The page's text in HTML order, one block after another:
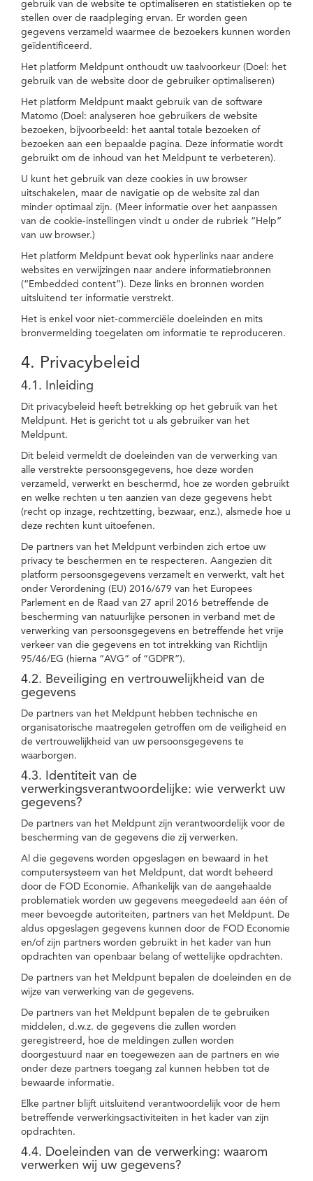
gebruik van de website te optimaliseren en statistieken op te
stellen over de raadpleging ervan. Er worden geen
gegevens verzameld waarmee de bezoekers kunnen worden
geïdentificeerd.
Het platform Meldpunt onthoudt uw taalvoorkeur (Doel: het
gebruik van de website door de gebruiker optimaliseren)
Het platform Meldpunt maakt gebruik van de software
Matomo (Doel: analyseren hoe gebruikers de website
bezoeken, bijvoorbeeld: het aantal totale bezoeken of
bezoeken aan een bepaalde pagina. Deze informatie wordt
gebruikt om de inhoud van het Meldpunt te verbeteren).
U kunt het gebruik van deze cookies in uw browser
uitschakelen, maar de navigatie op de website zal dan
minder optimaal zijn. (Meer informatie over het aanpassen
van de cookie-instellingen vindt u onder de rubriek “Help”
van uw browser.)
Het platform Meldpunt bevat ook hyperlinks naar andere
websites en verwijzingen naar andere informatiebronnen
(“Embedded content”). Deze links en bronnen worden
uitsluitend ter informatie verstrekt.
Het is enkel voor niet-commerciële doeleinden en mits
bronvermelding toegelaten om informatie te reproduceren.
4. Privacybeleid
4.1. Inleiding
Dit privacybeleid heeft betrekking op het gebruik van het
Meldpunt. Het is gericht tot u als gebruiker van het
Meldpunt.
Dit beleid vermeldt de doeleinden van de verwerking van
alle verstrekte persoonsgegevens, hoe deze worden
verzameld, verwerkt en beschermd, hoe ze worden gebruikt
en welke rechten u ten aanzien van deze gegevens hebt
(recht op inzage, rechtzetting, bezwaar, enz.), alsmede hoe u
deze rechten kunt uitoefenen.
De partners van het Meldpunt verbinden zich ertoe uw
privacy te beschermen en te respecteren. Aangezien dit
platform persoonsgegevens verzamelt en verwerkt, valt het
onder Verordening (EU) 2016/679 van het Europees
Parlement en de Raad van 27 april 2016 betreffende de
bescherming van natuurlijke personen in verband met de
verwerking van persoonsgegevens en betreffende het vrije
verkeer van die gegevens en tot intrekking van Richtlijn
95/46/EG (hierna “AVG” of “GDPR”).
4.2. Beveiliging en vertrouwelijkheid van de
gegevens
De partners van het Meldpunt hebben technische en
organisatorische maatregelen getroffen om de veiligheid en
de vertrouwelijkheid van uw persoonsgegevens te
waarborgen.
4.3. Identiteit van de
verwerkingsverantwoordelijke: wie verwerkt uw
gegevens?
De partners van het Meldpunt zijn verantwoordelijk voor de
bescherming van de gegevens die zij verwerken.
Al die gegevens worden opgeslagen en bewaard in het
computersysteem van het Meldpunt, dat wordt beheerd
door de FOD Economie. Afhankelijk van de aangehaalde
problematiek worden uw gegevens meegedeeld aan één of
meer bevoegde autoriteiten, partners van het Meldpunt. De
aldus opgeslagen gegevens kunnen door de FOD Economie
en/of zijn partners worden gebruikt in het kader van hun
opdrachten van openbaar belang of wettelijke opdrachten.
De partners van het Meldpunt bepalen de doeleinden en de
wijze van verwerking van de gegevens.
De partners van het Meldpunt bepalen de te gebruiken
middelen, d.w.z. de gegevens die zullen worden
geregistreerd, hoe de meldingen zullen worden
doorgestuurd naar en toegewezen aan de partners en wie
onder deze partners toegang zal kunnen hebben tot de
bewaarde informatie.
Elke partner blijft uitsluitend verantwoordelijk voor de hem
betreffende verwerkingsactiviteiten in het kader van zijn
opdrachten.
4.4. Doeleinden van de verwerking: waarom
verwerken wij uw gegevens?